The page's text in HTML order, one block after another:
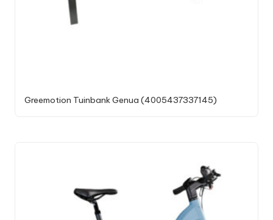
Greemotion Tuinbank Genua (4005437337145)